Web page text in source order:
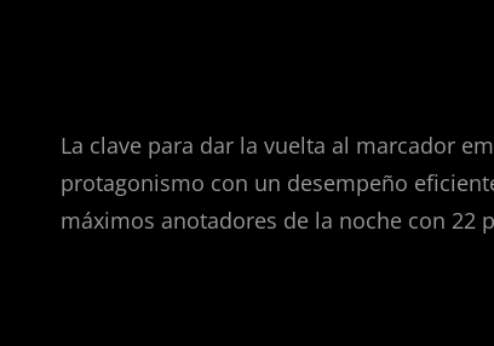
La clave para dar la vuelta al marcador
protagonismo con un desempeño
máximos anotadores de la noche con 22